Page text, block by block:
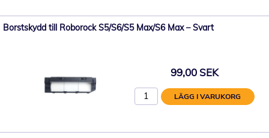
Borstskydd till Roborock S5/S6/S5 Max/S6 Max – Svart
99,00 SEK
LÄGG I VARUKORG